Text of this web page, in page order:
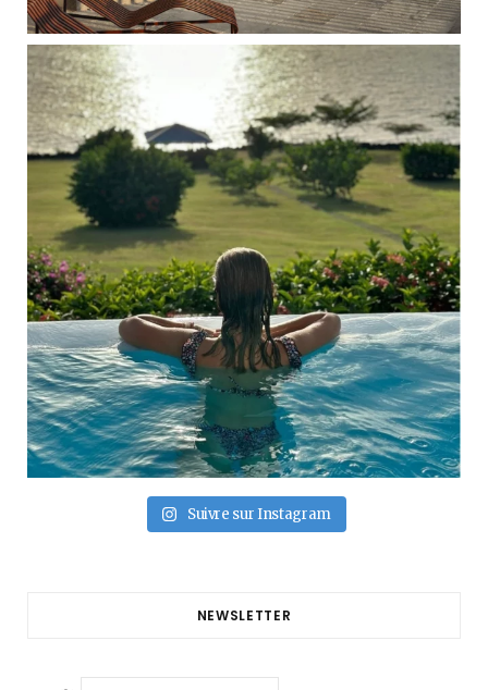
Suivre sur Instagram
NEWSLETTER